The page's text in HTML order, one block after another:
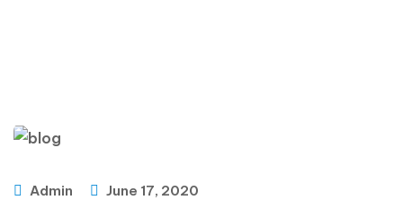
Admin
June 17, 2020